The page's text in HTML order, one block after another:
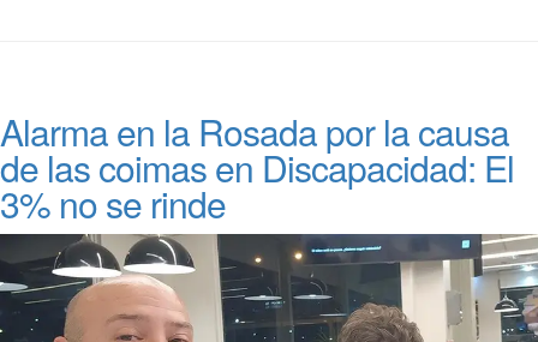
Alarma en la Rosada por la causa
de las coimas en Discapacidad: El
3% no se rinde